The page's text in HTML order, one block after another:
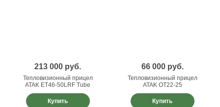
213 000 руб.
Тепловизионный прицел
ATAK ET46-50LRF Tube
Купить
66 000 руб.
Тепловизионный прицел
ATAK OT22-25
Купить